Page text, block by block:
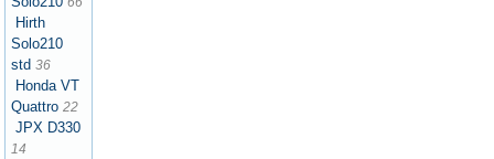
Hirth
Solo210
std 36
Honda VT
Quattro 22
JPX D330
14